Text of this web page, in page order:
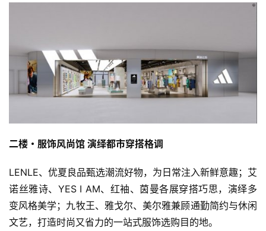
资
工
车
&
出
行
二楼・服饰风尚馆 演绎都市穿搭格调
LENLE、优夏良品甄选潮流好物，为日常注入新鲜意趣；艾
诺丝雅诗、YES I AM、红袖、茵曼各展穿搭巧思，演绎多
变风格美学；九牧王、雅戈尔、美尔雅兼顾通勤简约与休闲
文艺，打造时尚又省力的一站式服饰选购目的地。